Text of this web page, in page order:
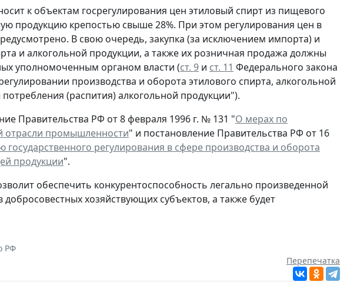
к объектам госрегулирования цен этиловый спирт из пищевого
продукцию крепостью свыше 28%. При этом регулирования цен в
В свою очередь, закупка (за исключением импорта) и
и алкогольной продукции, а также их розничная продажа должны
уполномоченным органом власти (ст. 9 и ст. 11 Федерального закона
производства и оборота этилового спирта, алкогольной
(распития) алкогольной продукции").
Правительства РФ от 8 февраля 1996 г. № 131 "О мерах по
отрасли промышленности" и постановление Правительства РФ от 16
регулирования в сфере производства и оборота
продукции".
обеспечить конкурентоспособность легально произведенной
хозяйствующих субъектов, а также будет
РФ
Перепечатка